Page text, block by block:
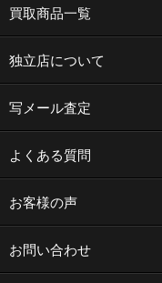
買取商品一覧
独立店について
写メール査定
よくある質問
お客様の声
お問い合わせ